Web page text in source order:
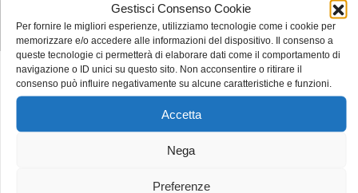
Gestisci Consenso Cookie
Per fornire le migliori esperienze, utilizziamo tecnologie come i cookie per
memorizzare e/o accedere alle informazioni del dispositivo. Il consenso a
queste tecnologie ci permetterà di elaborare dati come il comportamento di
navigazione o ID unici su questo sito. Non acconsentire o ritirare il
consenso può influire negativamente su alcune caratteristiche e funzioni.
Accetta
Nega
Preferenze